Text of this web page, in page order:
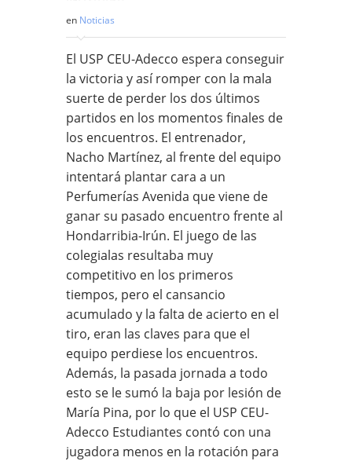
en Noticias
El USP CEU-Adecco espera conseguir
la victoria y así romper con la mala
suerte de perder los dos últimos
partidos en los momentos finales de
los encuentros. El entrenador,
Nacho Martínez, al frente del equipo
intentará plantar cara a un
Perfumerías Avenida que viene de
ganar su pasado encuentro frente al
Hondarribia-Irún. El juego de las
colegialas resultaba muy
competitivo en los primeros
tiempos, pero el cansancio
acumulado y la falta de acierto en el
tiro, eran las claves para que el
equipo perdiese los encuentros.
Además, la pasada jornada a todo
esto se le sumó la baja por lesión de
María Pina, por lo que el USP CEU-
Adecco Estudiantes contó con una
jugadora menos en la rotación para